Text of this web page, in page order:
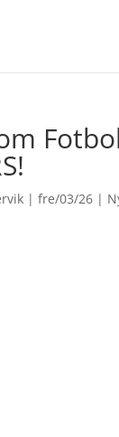
| fre/03/26|